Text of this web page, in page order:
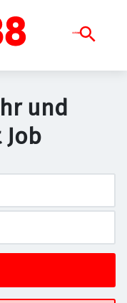
und